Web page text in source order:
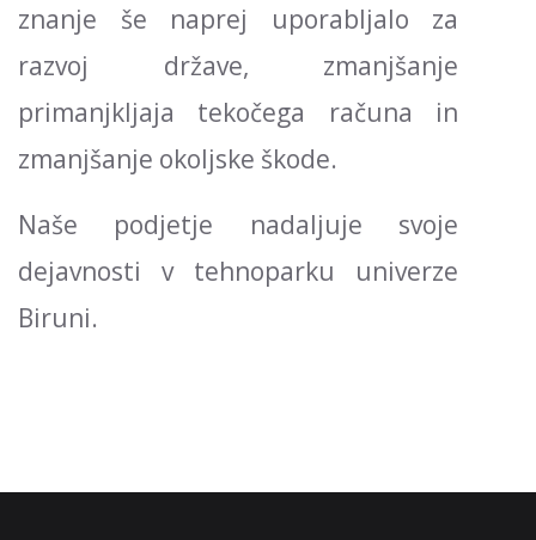
znanje še naprej uporabljalo za
razvoj države, zmanjšanje
primanjkljaja tekočega računa in
zmanjšanje okoljske škode.
Naše podjetje nadaljuje svoje
dejavnosti v tehnoparku univerze
Biruni.